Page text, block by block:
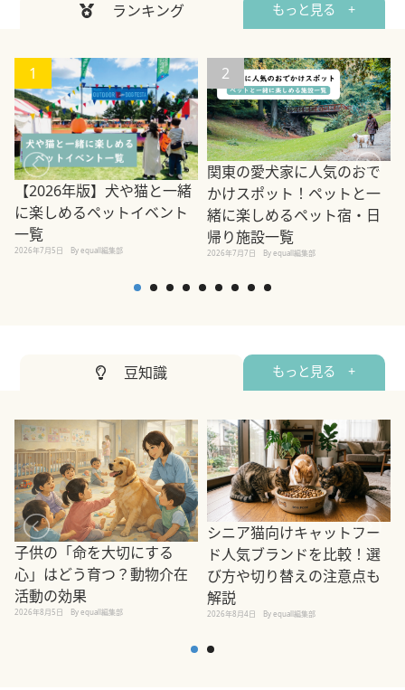
ランキング もっと見る +
1
【2026年版】犬や猫と一緒
に楽しめるペットイベント
一覧
2026年7月5日 By equall編集部
2
関東の愛犬家に人気のおで
かけスポット！ペットと一
緒に楽しめるペット宿・日
帰り施設一覧
2026年7月7日 By equall編集部
豆知識 もっと見る +
子供の「命を大切にする
心」はどう育つ？動物介在
活動の効果
2026年8月5日 By equall編集部
シニア猫向けキャットフー
ド人気ブランドを比較！選
び方や切り替えの注意点も
解説
2026年8月4日 By equall編集部